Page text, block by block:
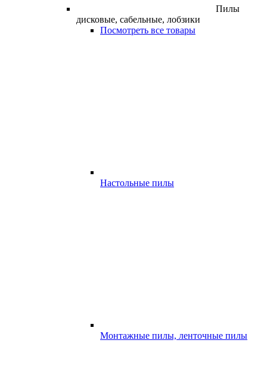
Пилы
дисковые, сабельные, лобзики
Посмотреть все товары
Настольные пилы
Монтажные пилы, ленточные пилы